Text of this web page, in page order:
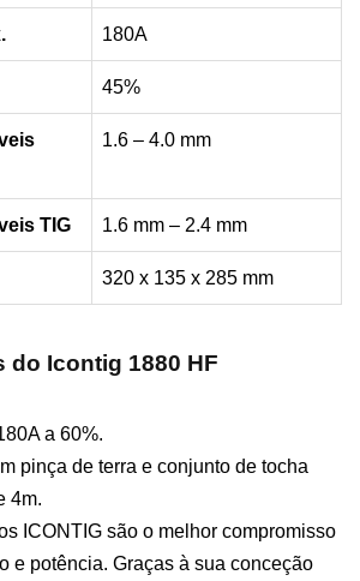
180A
45%
1.6 – 4.0 mm
TIG 1.6 mm – 2.4 mm
320 x 135 x 285 mm
do Icontig 1880 HF
a 60%.
pinça de terra e conjunto de tocha
4m.
ICONTIG são o melhor compromisso
e potência. Graças à sua conceção